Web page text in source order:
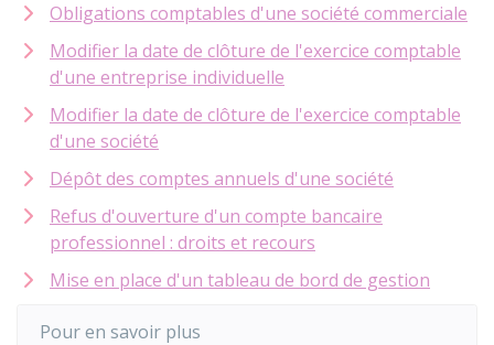
Obligations comptables d'une société commerciale
Modifier la date de clôture de l'exercice comptable
d'une entreprise individuelle
Modifier la date de clôture de l'exercice comptable
d'une société
Dépôt des comptes annuels d'une société
Refus d'ouverture d'un compte bancaire
professionnel : droits et recours
Mise en place d'un tableau de bord de gestion
Pour en savoir plus